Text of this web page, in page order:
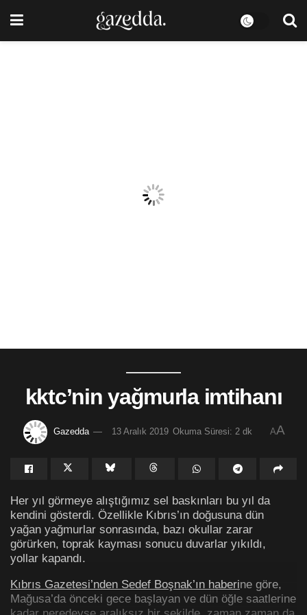
kktc’nin yağmurla imtihanı
Gazedda 13 Aralık 2019 Okuma Süresi: 2 dk AA
Her yıl görmeye alıştığımız sel baskınları bu yıl da
kendini gösterdi. Özellikle Kıbrıs’ın doğusuna dün
yağan yağmurlar sonrasında, bazı okullar zarar
görürken, toprak kayması sonucu duvarlar yıkıldı,
yollar kapandı.
Kıbrıs Gazetesi’nden Sedef Boşnak’ın haberine göre,
Mağusa’da önceki gece başlayan ve dün öğle saatlerine